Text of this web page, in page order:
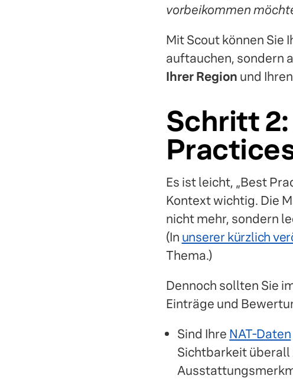
vorbeikommen
Mit Scout können Sie
auftauchen, sondern
Ihrer Region und Ihren
Schritt
Es ist leicht, „Best
Kontext wichtig. Die
nicht mehr, sondern
(In unserer kürzlich
Thema.)
Dennoch sollten Sie
Einträge und
Sind Ihre NAT-Daten
Sichtbarkeit überall